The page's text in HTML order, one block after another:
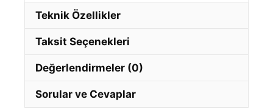
Teknik Özellikler
Taksit Seçenekleri
Değerlendirmeler (0)
Sorular ve Cevaplar